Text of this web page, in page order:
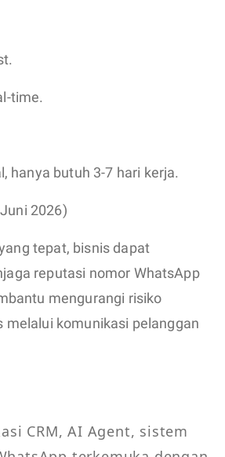
time.
hanya butuh 3-7 hari kerja.
2026)
tepat, bisnis dapat
reputasi nomor WhatsApp
mengurangi risiko
komunikasi pelanggan
CRM, AI Agent, sistem